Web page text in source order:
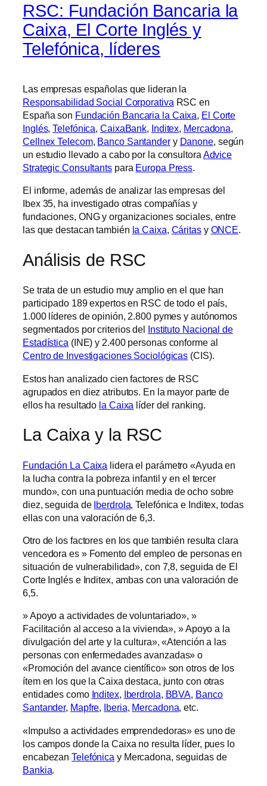
RSC: Fundación Bancaria la
Caixa, El Corte Inglés y
Telefónica, líderes
Las empresas españolas que lideran la
Responsabilidad Social Corporativa RSC en
España son Fundación Bancaria la Caixa, El Corte
Inglés,Telefónica,CaixaBank, Inditex, Mercadona,
Cellnex Telecom, Banco Santandery Danone, según
un estudio llevado a cabo por la consultora Advice
Strategic Consultantspara Europa Press.
El informe, además de analizar las empresas del
Ibex 35, ha investigado otras compañías y
fundaciones, ONG y organizaciones sociales, entre
las que destacan también la Caixa, Cáritasy ONCE.
Análisis de RSC
Se trata de un estudio muy amplio en el que han
participado 189 expertos en RSC de todo el país,
1.000 líderes de opinión, 2.800 pymes y autónomos
segmentados por criterios del
Instituto Nacional de
Estadística (INE) y 2.400 personas conforme al
Centro de Investigaciones Sociológicas (CIS).
Estos han analizado cien factores de RSC
agrupados en diez atributos. En la mayor parte de
ellos ha resultado la Caixa líder del ranking.
La Caixa y la RSC
Fundación La Caixa lidera el parámetro «Ayuda en
la lucha contra la pobreza infantil y en el tercer
mundo», con una puntuación media de ocho sobre
diez, seguida de Iberdrola, Telefónica e Inditex, todas
ellas con una valoración de 6,3.
Otro de los factores en los que también resulta clara
vencedora es » Fomento del empleo de personas en
situación de vulnerabilidad», con 7,8, seguida de El
Corte Inglés e Inditex, ambas con una valoración de
6,5.
» Apoyo a actividades de voluntariado», »
Facilitación al acceso a la vivienda», » Apoyo a la
divulgación del arte y la cultura», «Atención a las
personas con enfermedades avanzadas» o
«Promoción del avance científico» son otros de los
ítem en los que la Caixa destaca, junto con otras
entidades como Inditex, Iberdrola, BBVA, Banco
Santander, Mapfre, Iberia, Mercadona, etc.
«Impulso a actividades emprendedoras» es uno de
los campos donde la Caixa no resulta líder, pues lo
encabezanTelefónica y Mercadona, seguidas de
Bankia.